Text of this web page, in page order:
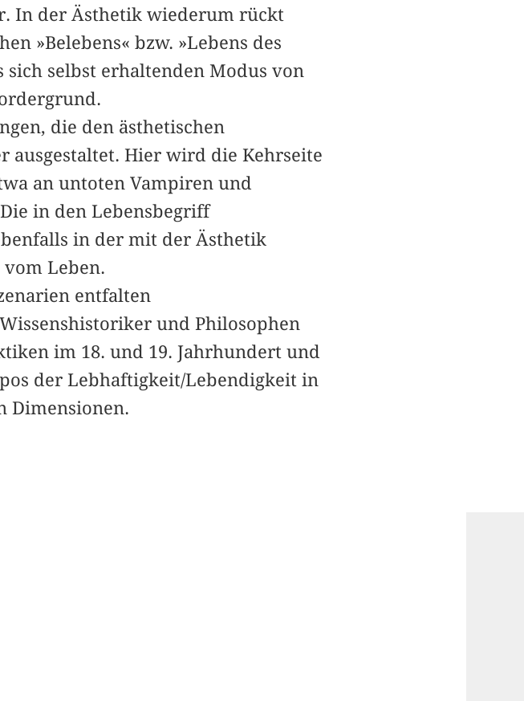
In der Ästhetik wiederum rückt
»Belebens« bzw. »Lebens des
sich selbst erhaltenden Modus von
die den ästhetischen
ausgestaltet. Hier wird die Kehrseite
an untoten Vampiren und
in den Lebensbegriff
in der mit der Ästhetik
Leben.
entfalten
und Philosophen
im 18. und 19. Jahrhundert und
der Lebhaftigkeit/Lebendigkeit in
Dimensionen.